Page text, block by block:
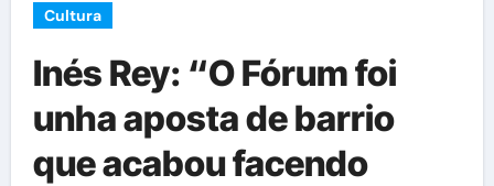
Cultura
Inés Rey: “O Fórum foi
unha aposta de barrio
que acabou facendo